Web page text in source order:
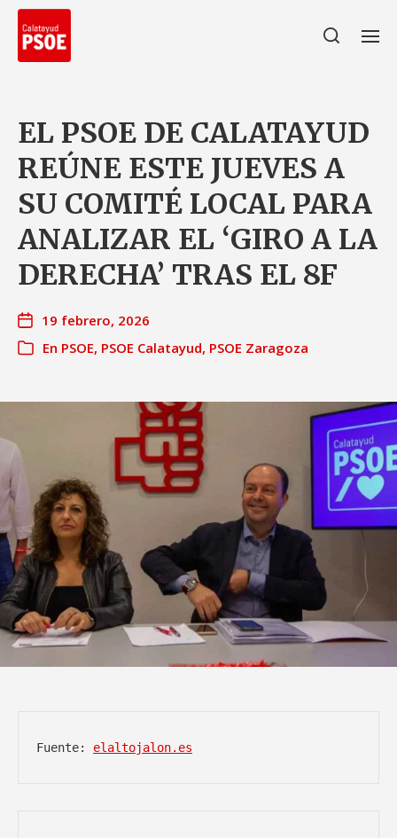
EL PSOE DE CALATAYUD
REÚNE ESTE JUEVES A
SU COMITÉ LOCAL PARA
ANALIZAR EL ‘GIRO A LA
DERECHA’ TRAS EL 8F
19 febrero, 2026
En PSOE, PSOE Calatayud, PSOE Zaragoza
Fuente: elaltojalon.es